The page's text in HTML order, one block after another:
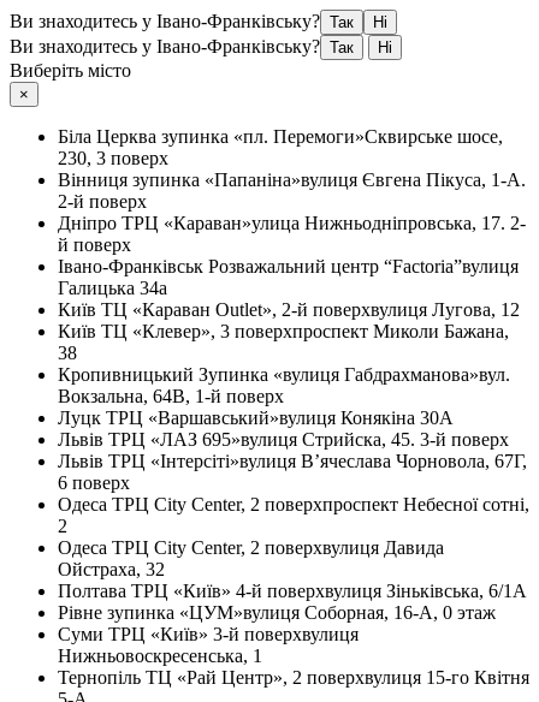
Ви знаходитесь у Івано-Франківську? Так Ні
Ви знаходитесь у Івано-Франківську? Так Ні
Виберіть місто
×
Біла Церква зупинка «пл. Перемоги»Сквирське шосе,
230, 3 поверх
Вінниця зупинка «Папаніна»вулиця Євгена Пікуса, 1-А.
2-й поверх
Дніпро ТРЦ «Караван»улица Нижньодніпровська, 17. 2-
й поверх
Івано-Франківськ Розважальний центр “Factoria”вулиця
Галицька 34а
Київ ТЦ «Караван Outlet», 2-й поверхвулиця Лугова, 12
Київ ТЦ «Клевер», 3 поверхпроспект Миколи Бажана,
38
Кропивницький Зупинка «вулиця Габдрахманова»вул.
Вокзальна, 64В, 1-й поверх
Луцк ТРЦ «Варшавський»вулиця Конякіна 30А
Львів ТРЦ «ЛАЗ 695»вулиця Стрийска, 45. 3-й поверх
Львів ТРЦ «Інтерсіті»вулиця В’ячеслава Чорновола, 67Г,
6 поверх
Одеса ТРЦ City Center, 2 поверхпроспект Небесної сотні,
2
Одеса ТРЦ City Center, 2 поверхвулиця Давида
Ойстраха, 32
Полтава ТРЦ «Київ» 4-й поверхвулиця Зіньківська, 6/1А
Рівне зупинка «ЦУМ»вулиця Соборная, 16-А, 0 этаж
Суми ТРЦ «Київ» 3-й поверхвулиця
Нижньовоскресенська, 1
Тернопіль ТЦ «Рай Центр», 2 поверхвулиця 15-го Квітня